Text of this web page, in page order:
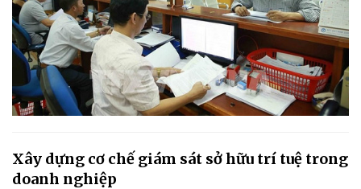
Xây dựng cơ chế giám sát sở hữu trí tuệ trong
doanh nghiệp